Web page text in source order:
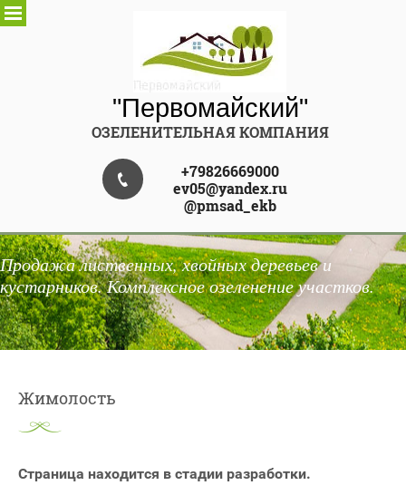
"Первомайский"
ОЗЕЛЕНИТЕЛЬНАЯ КОМПАНИЯ
+79826669000
ev05@yandex.ru
@pmsad_ekb
Продажа лиственных, хвойных деревьев и
кустарников. Комплексное озеленение участков.
Жимолость
Страница находится в стадии разработки.